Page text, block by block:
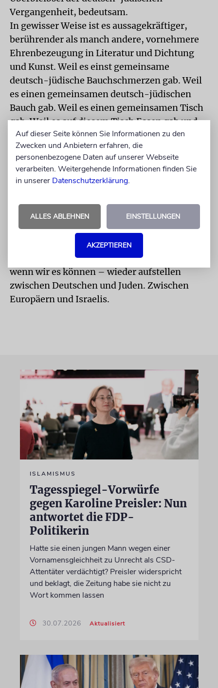
Vergangenheit, bedeutsam.
In gewisser Weise ist es aussagekräftiger,
berührender als manch andere, vornehmere
Ehrenbezeugung in Literatur und Dichtung
und Kunst. Weil es einst gemeinsame
deutsch-jüdische Bauchschmerzen gab. Weil
es einen gemeinsamen deutsch-jüdischen
Bauch gab. Weil es einen gemeinsamen Tisch
gab. Weil es auf diesem Tisch Essen gab und
Bücher. Und es gab Männer, die essend,
trinkend, lesend und redend
zusammensaßen: tisch-redend. Eine große
Tradition beider Kulturen.
haben wir deutsch-jüdische Schreibtische,
Podien, Bücherregale, Ausstellungsvitrinen,
aber keinen Tisch mehr. (…)
Es ist Zeit, dass wir nach dem lange
verlorenen Tisch suchen. Damit wir ihn –
wenn wir es können – wieder aufstellen
zwischen Deutschen und Juden. Zwischen
Europäern und Israelis.
ISLAMISMUS
Tagesspiegel-Vorwürfe
gegen Karoline Preisler: Nun
antwortet die FDP-
Politikerin
Hatte sie einen jungen Mann wegen einer
Vornamensgleichheit zu Unrecht als CSD-
Attentäter verdächtigt? Preisler widerspricht
und beklagt, die Zeitung habe sie nicht zu
Wort kommen lassen
30.07.2026 Aktualisiert
Auf dieser Seite können Sie Informationen zu den
Zwecken und Anbietern erfahren, die
personenbezogene Daten auf unserer Webseite
verarbeiten. Weitergehende Informationen finden Sie
in unserer Datenschutzerklärung.
ALLES ABLEHNEN EINSTELLUNGEN
AKZEPTIEREN